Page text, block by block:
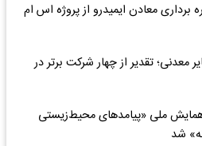
برداری معادن ایمیدرو از پروژه اس ام
معدنی؛ تقدیر از چهار شرکت برتر در
همایش ملی «پیامدهای محیط‌زیستی
شد